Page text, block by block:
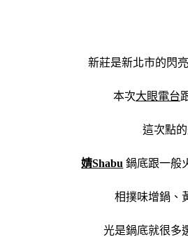
新莊是新北市的閃
本次大眼電台
這次點
婧Shabu 鍋底跟一般
相撲味增鍋、
光是鍋底就很多